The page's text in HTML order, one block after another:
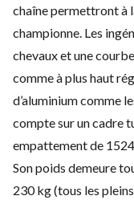
chaîne permettront à
championne. Les
chevaux et une
comme à plus haut
d’aluminium comme
compte sur un cadre
empattement de
Son poids demeure
230 kg (tous les